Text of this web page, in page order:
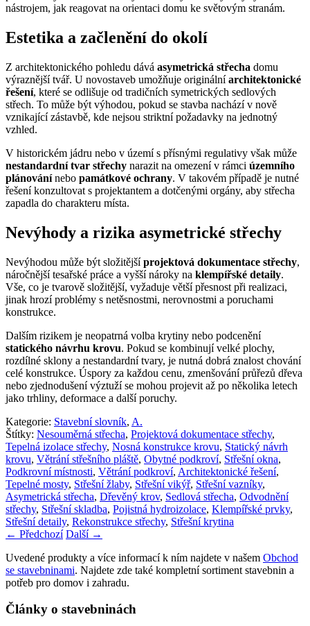
nástrojem, jak reagovat na orientaci domu ke světovým stranám.
Estetika a začlenění do okolí
Z architektonického pohledu dává asymetrická střecha domu
výraznější tvář. U novostaveb umožňuje originálníarchitektonické
řešení, které se odlišuje od tradičních symetrických sedlových
střech. To může být výhodou, pokud se stavba nachází v nově
vznikající zástavbě, kde nejsou striktní požadavky na jednotný
vzhled.
V historickém jádru nebo v území s přísnými regulativy však může
nestandardní tvar střechy narazit na omezení v rámci územního
plánovánínebo památkové ochrany. V takovém případě je nutné
řešení konzultovat s projektantem a dotčenými orgány, aby střecha
zapadla do charakteru místa.
Nevýhody a rizika asymetrické střechy
Nevýhodou může být složitějšíprojektová dokumentace střechy,
náročnější tesařské práce a vyšší nároky na klempířské detaily.
Vše, co je tvarově složitější, vyžaduje větší přesnost při realizaci,
jinak hrozí problémy s netěsnostmi, nerovnostmi a poruchami
konstrukce.
Dalším rizikem je neopatrná volba krytiny nebo podcenění
statického návrhu krovu. Pokud se kombinují velké plochy,
rozdílné sklony a nestandardní tvary, je nutná dobrá znalost chování
celé konstrukce. Úspory za každou cenu, zmenšování průřezů dřeva
nebo zjednodušení výztuží se mohou projevit až po několika letech
jako trhliny, deformace a další poruchy.
Kategorie: Stavební slovník, A.
Štítky: Nesouměrná střecha, Projektová dokumentace střechy,
Tepelná izolace střechy, Nosná konstrukce krovu, Statický návrh
krovu, Větrání střešního pláště, Obytné podkroví, Střešní okna,
Podkrovní místnosti, Větrání podkroví, Architektonické řešení,
Tepelné mosty, Střešní žlaby, Střešní vikýř, Střešní vazníky,
Asymetrická střecha, Dřevěný krov, Sedlová střecha, Odvodnění
střechy, Střešní skladba, Pojistná hydroizolace, Klempířské prvky,
Střešní detaily, Rekonstrukce střechy, Střešní krytina
← Předchozí Další →
Uvedené produkty a více informací k ním najdete v našem Obchod
se stavebninami. Najdete zde také kompletní sortiment stavebnin a
potřeb pro domov i zahradu.
Články o stavebninách